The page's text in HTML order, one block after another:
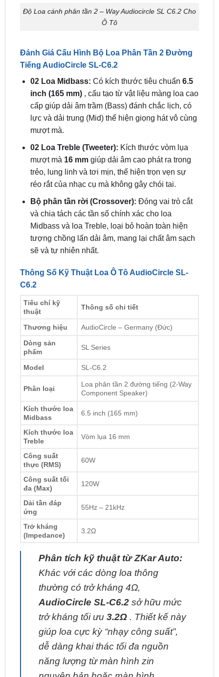
SL- C6.2 Chính Hãng
Độ Loa cánh phân tần 2 – Way Audiocircle SL C6.2 Cho
Ô Tô
Đánh Giá Cấu Hình Bộ Loa Phân Tần 2 Đường
Tiếng AudioCircle SL-C6.2
02 Loa Midbass:Có kích thước tiêu chuẩn6.5
inch (165 mm)
cấp giúp dải âm trầm (Bass) đánh chắc lịch, có
lực và dải trung (Mid) thể hiện giọng hát vô cùng
mượt mà.
02 Loa Treble (Tweeter):Kích thước vòm lụa
mượt mà 16 mm giúp dải âm cao phát ra trong
trẻo, lung linh và tơi mịn, thể hiện trọn vẹn sự
réo rắt của nhạc cụ mà không gây chói tai.
Bộ phân tần rời (Crossover): Đóng vai trò cắt
và chia tách các tần số chính xác cho loa
tượng chồng lấn dải âm, mang lại chất âm sạch
sẽ và tự nhiên nhất.
Thông Số Kỹ Thuật Loa Ô Tô AudioCircle SL-
C6.2
Tiêu chí kỹ
thuật
Thông số chi tiết
Thương hiệu
AudioCircle – Germany (Đức)
phẩm
SL Series
Model
Phân loại
Component Speaker)
Midbass
Treble
thực (RMS)
đa (Max)
(Impedance)
3.2Ω
Phân tích kỹ thuật từ ZKar Auto:
Khác với các dòng loa thông
thường có trở kháng 4Ω,
AudioCircle SL-C6.2 sở hữu mức
trở kháng tối ưu
3.2Ω . Thiết kế này
giúp loa cực kỳ “nhạy công suất”,